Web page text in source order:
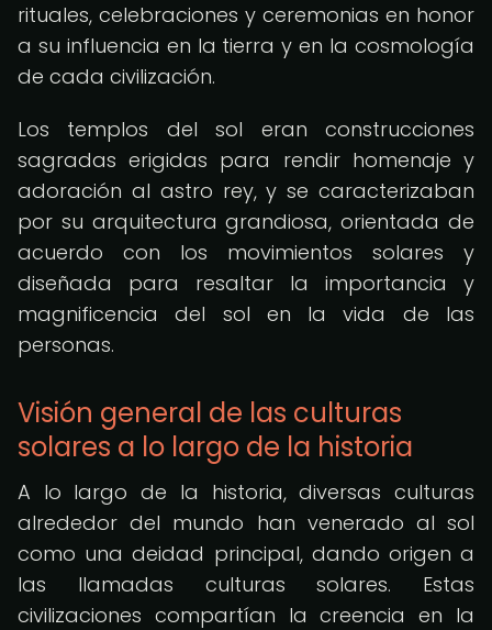
rituales, celebraciones y ceremonias en honor
a su influencia en la tierra y en la cosmología
de cada civilización.
Los templos del sol eran construcciones
sagradas erigidas para rendir homenaje y
adoración al astro rey, y se caracterizaban
por su arquitectura grandiosa, orientada de
acuerdo con los movimientos solares y
diseñada para resaltar la importancia y
magnificencia del sol en la vida de las
personas.
Visión general de las culturas
solares a lo largo de la historia
A lo largo de la historia, diversas culturas
alrededor del mundo han venerado al sol
como una deidad principal, dando origen a
las llamadas culturas solares. Estas
civilizaciones compartían la creencia en la